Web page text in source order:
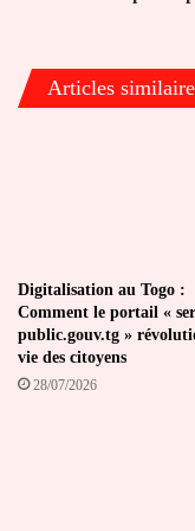
Articles
Digitalisation au Togo :
Comment le portail «
public.gouv.tg »
vie des citoyens
28/07/2026